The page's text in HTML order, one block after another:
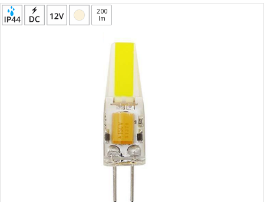
Preskoči
na
200
lm